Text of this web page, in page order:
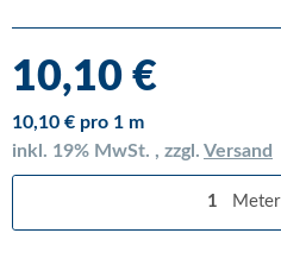
10,10 €
10,10 € pro 1 m
inkl. 19% MwSt. , zzgl. Versand
Meter